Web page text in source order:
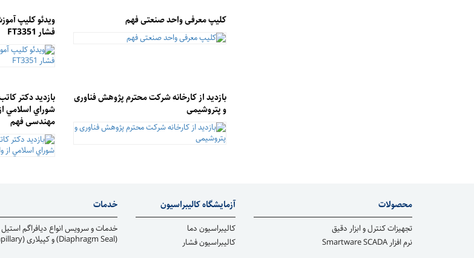
کلیپ معرفی واحد صنعتی فهم
ویدئو کلیپ
فشار FT3351
بازدید از کارخانه شرکت محترم پژوهش فناوری
و پتروشیمی
بازديد دكتر
شوراي اسلامي
مهندسی فهم
محصولات
تجهیزات کنترل و ابزار دقیق
نرم افزار Smartware SCADA
آزمایشگاه کالیبراسیون
کالیبراسیون دما
کالیبراسیون فشار
خدمات
خدمات و سرویس انواع دیافراگم استیل
(Diaphragm Seal) و کپیلاری (Capillary)